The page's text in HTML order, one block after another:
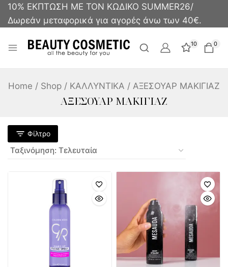
10% ΕΚΠΤΩΣΗ ΜΕ ΤΟΝ ΚΩΔΙΚΟ SUMMER26/
Δωρεάν μεταφορικά για αγορές άνω των 40€.
10 0
Home / Shop / ΚΑΛΛΥΝΤΙΚΑ / ΑΞΕΣΟΥΑΡ ΜΑΚΙΓΙΑΖ
ΑΞΕΣΟΥΑΡ ΜΑΚΙΓΙΑΖ
Φίλτρο